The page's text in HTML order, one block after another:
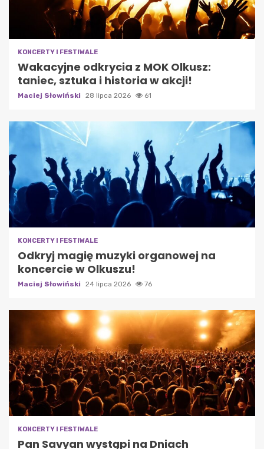
KONCERTY I FESTIWALE
Wakacyjne odkrycia z MOK Olkusz:
taniec, sztuka i historia w akcji!
Maciej Słowiński 28 lipca 2026 61
KONCERTY I FESTIWALE
Odkryj magię muzyki organowej na
koncercie w Olkuszu!
Maciej Słowiński 24 lipca 2026 76
KONCERTY I FESTIWALE
Pan Savyan wystąpi na Dniach